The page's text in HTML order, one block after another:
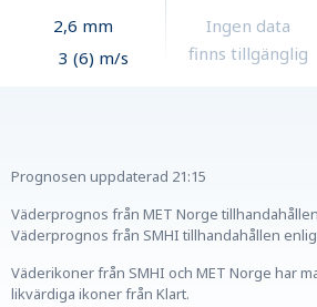
2,6 mm
3 (6) m/s
Ingen data
finns tillgänglig
Prognosen uppdaterad 21:15
Väderprognos från MET Norge tillhandahållen
Väderprognos från SMHI tillhandahållen
Väderikoner från SMHI och MET Norge har
likvärdiga ikoner från Klart.